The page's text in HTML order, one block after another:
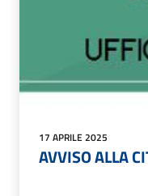
17 APRILE 2025
AVVISO ALLA